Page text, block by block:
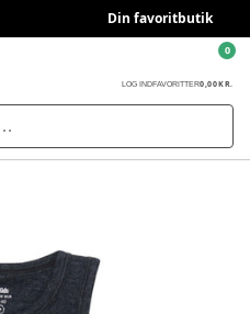
Din favoritbutik
LOG INDFAVORITTER0,00 KR.
0